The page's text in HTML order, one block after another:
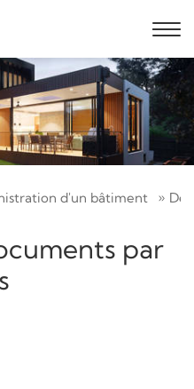
d'un bâtiment
par